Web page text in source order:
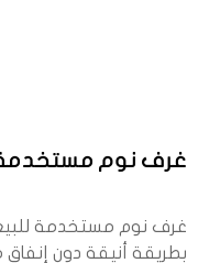
غرف نوم مستخدمة للبيع
غرف نوم مستخدمة
بطريقة أنيقة دون إنفاق